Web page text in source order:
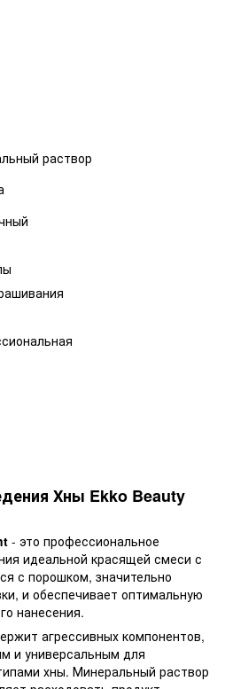
раствор
Хны Ekko Beauty
- это профессиональное
идеальной красящей смеси с
с порошком, значительно
и обеспечивает оптимальную
нанесения.
агрессивных компонентов,
и универсальным для
хны. Минеральный раствор